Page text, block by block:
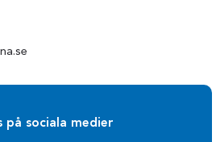
på sociala medier